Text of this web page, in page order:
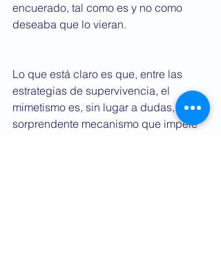
encuerado, tal como es y no como
deseaba que lo vieran.
Lo que está claro es que, entre las
estrategias de supervivencia, el
mimetismo es, sin lugar a dudas, un
sorprendente mecanismo que impele